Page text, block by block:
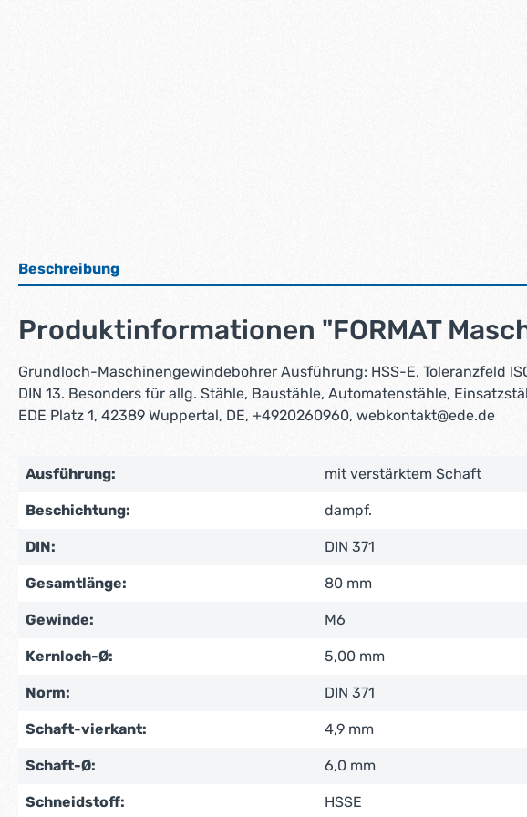
Beschreibung
Produktinformationen "FORMAT
Grundloch-Maschinengewindebohrer Ausführung: HSS-E, Toleranzfeld
DIN 13. Besonders für allg. Stähle, Baustähle, Automatenstähle,
EDE Platz 1, 42389 Wuppertal, DE, +4920260960, webkontakt@ede.de
Ausführung: mit verstärktem Schaft
Beschichtung: dampf.
DIN: DIN 371
Gesamtlänge: 80 mm
Gewinde: M6
Kernloch-Ø: 5,00 mm
Norm: DIN 371
Schaft-vierkant: 4,9 mm
Schaft-Ø: 6,0 mm
Schneidstoff: HSSE